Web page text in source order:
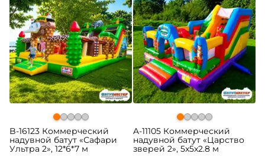
B-16123 Коммерческий
надувной батут «Сафари
Ультра 2», 12*6*7 м
A-11105 Коммерческий
надувной батут «Царство
зверей 2», 5x5x2.8 м